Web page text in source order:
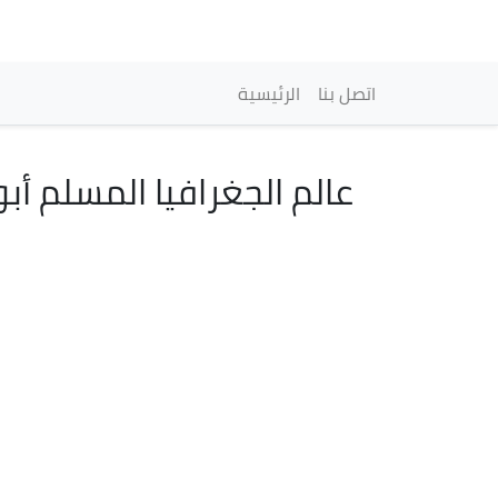
Navigation
الرئيسية اتصل بنا
عالم الجغرافيا المسلم